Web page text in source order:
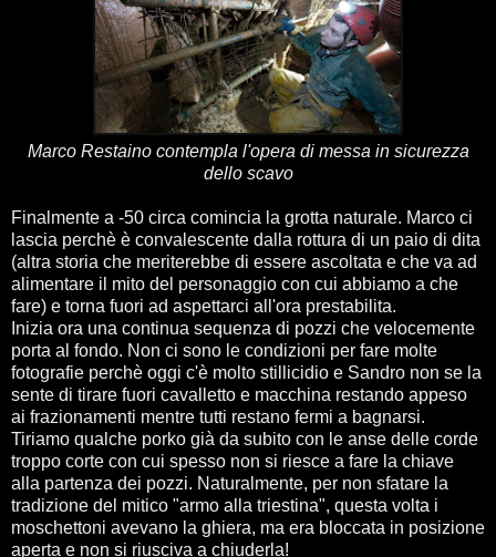
Marco Restaino contempla l'opera di messa in sicurezza
dello scavo
Finalmente a -50 circa comincia la grotta naturale. Marco ci
lascia perchè è convalescente dalla rottura di un paio di dita
(altra storia che meriterebbe di essere ascoltata e che va ad
alimentare il mito del personaggio con cui abbiamo a che
fare) e torna fuori ad aspettarci all'ora prestabilita.
Inizia ora una continua sequenza di pozzi che velocemente
porta al fondo. Non ci sono le condizioni per fare molte
fotografie perchè oggi c'è molto stillicidio e Sandro non se la
sente di tirare fuori cavalletto e macchina restando appeso
ai frazionamenti mentre tutti restano fermi a bagnarsi.
Tiriamo qualche porko già da subito con le anse delle corde
troppo corte con cui spesso non si riesce a fare la chiave
alla partenza dei pozzi. Naturalmente, per non sfatare la
tradizione del mitico "armo alla triestina", questa volta i
moschettoni avevano la ghiera, ma era bloccata in posizione
aperta e non si riusciva a chiuderla!